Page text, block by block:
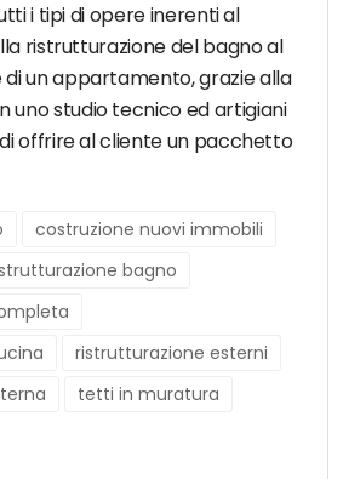
i tipi di opere inerenti al
ristrutturazione del bagno al
un appartamento, grazie alla
uno studio tecnico ed artigiani
offrire al cliente un pacchetto
costruzione nuovi immobili
bagno
ristrutturazione esterni
tetti in muratura